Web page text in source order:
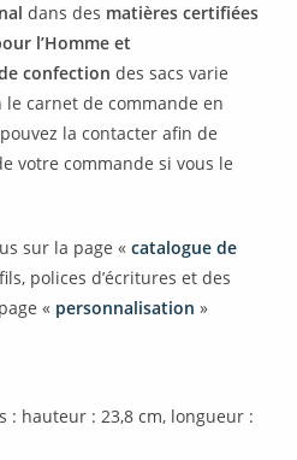
dans des matières certifiées
l’Homme et
confection des sacs varie
le carnet de commande en
la contacter afin de
votre commande si vous le
sur la page «catalogue de
polices d’écritures et des
« personnalisation »
: hauteur : 23,8 cm, longueur :